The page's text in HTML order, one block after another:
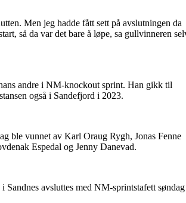
Men jeg hadde fått sett på avslutningen da
så da var det bare å løpe, sa gullvinneren
andre i NM-knockout sprint. Han gikk til
også i Sandefjord i 2023.
ble vunnet av Karl Oraug Rygh, Jonas Fenne
Espedal og Jenny Danevad.
Sandnes avsluttes med NM-sprintstafett søndag